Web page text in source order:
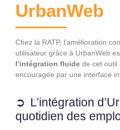
UrbanWeb
Chez la RATP, l’amélioration
utilisateur grâce à UrbanWeb
l’intégration fluide de cet outil
encouragée par une interface
L’intégration
quotidien des